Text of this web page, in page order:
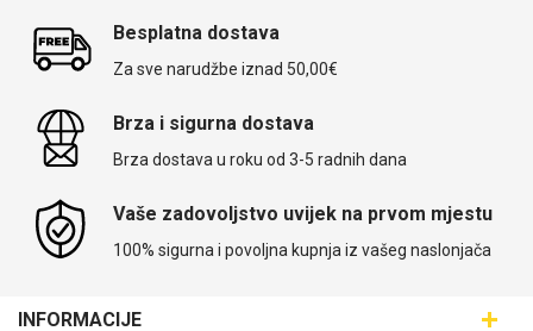
Besplatna dostava
Za sve narudžbe iznad 50,00€
Brza i sigurna dostava
Brza dostava u roku od 3-5 radnih dana
Vaše zadovoljstvo uvijek na prvom mjestu
100% sigurna i povoljna kupnja iz vašeg naslonjača
INFORMACIJE